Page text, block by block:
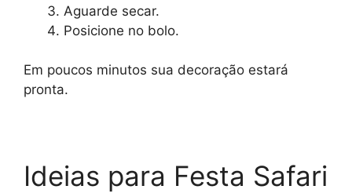
Aguarde secar.
Posicione no bolo.
Em poucos minutos sua decoração estará
pronta.
Ideias para Festa Safari